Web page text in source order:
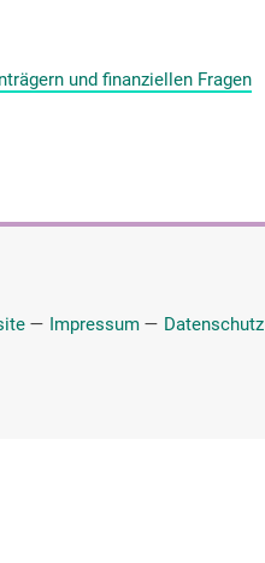
und finanziellen Fragen
— Impressum — Datenschutz